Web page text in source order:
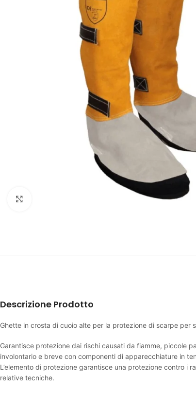
Descrizione Prodotto
Ghette in crosta di cuoio alte per la protezione di scarpe per
Garantisce protezione dai rischi causati da fiamme, piccole
involontario e breve con componenti di apparecchiature in
L’elemento di protezione garantisce una protezione contro i
relative tecniche.